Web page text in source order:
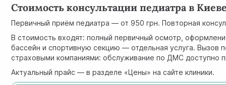
Стоимость консультации педиатра в
Первичный приём педиатра — от 950 грн. Повторная
В стоимость входят: полный первичный осмотр,
бассейн и спортивную секцию — отдельная услуга. Вызов
страховыми компаниями: обслуживание по ДМС доступно
Актуальный прайс — в разделе «Цены» на сайте клиники.